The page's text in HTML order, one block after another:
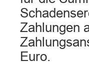
Zahlungen
Euro.